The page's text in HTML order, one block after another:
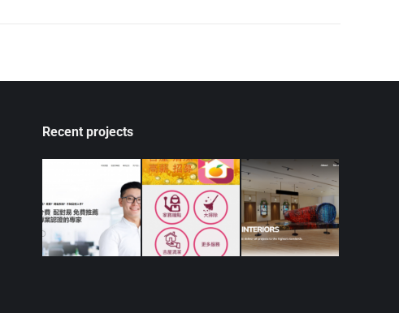
Recent projects